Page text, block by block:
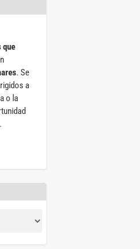
que
. Se
a
o la